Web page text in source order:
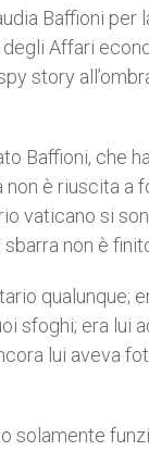
Baffioni
Affari
story
Baffioni, che
è riuscita a
vaticano si
non è
qualunque;
sfoghi; era lui
lui aveva
solamente